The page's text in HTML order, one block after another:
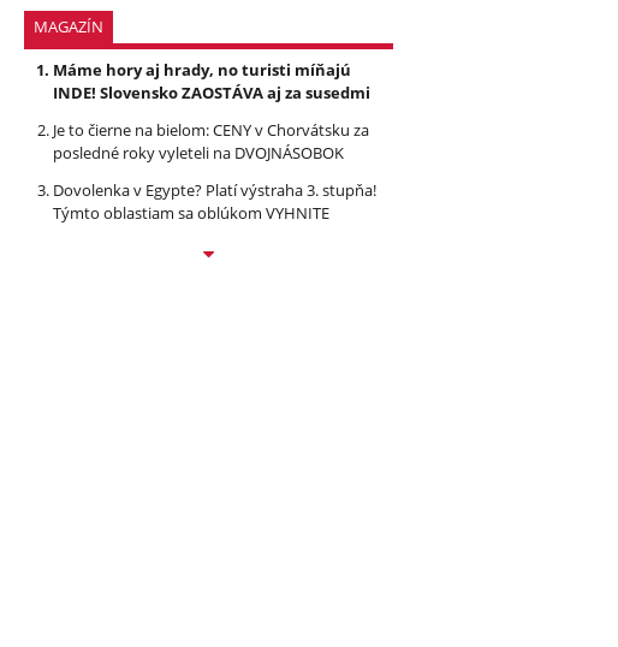
MAGAZÍN
Máme hory aj hrady, no turisti míňajú
INDE! Slovensko ZAOSTÁVA aj za susedmi
Je to čierne na bielom: CENY v Chorvátsku za
posledné roky vyleteli na DVOJNÁSOBOK
Dovolenka v Egypte? Platí výstraha 3. stupňa!
Týmto oblastiam sa oblúkom VYHNITE